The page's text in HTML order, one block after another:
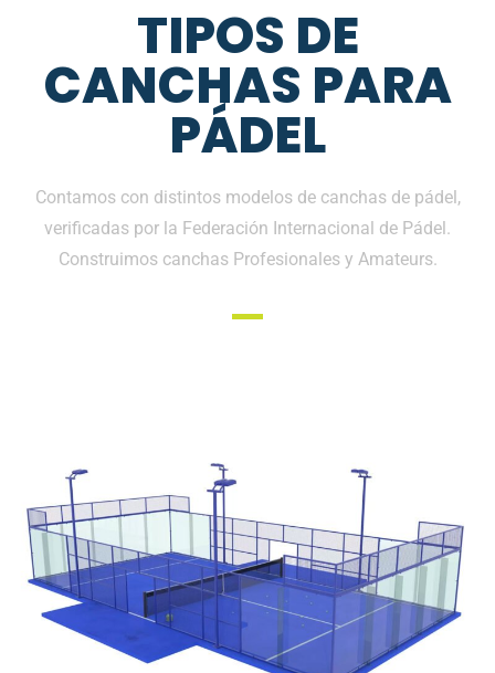
TIPOS DE
CANCHAS PARA
PÁDEL
Contamos con distintos modelos de canchas de pádel,
verificadas por la Federación Internacional de Pádel.
Construimos canchas Profesionales y Amateurs.